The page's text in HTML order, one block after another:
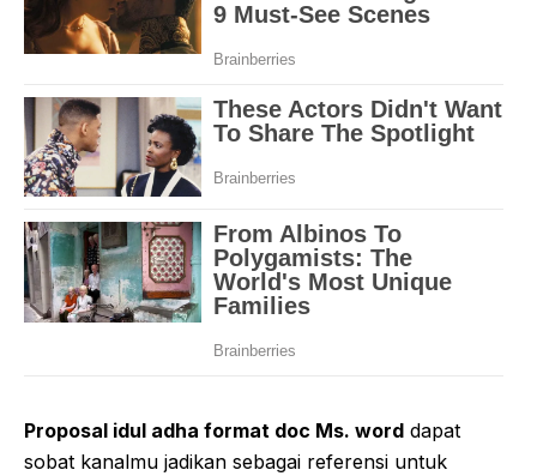
Proposal idul adha format doc Ms. word dapat
sobat kanalmu jadikan sebagai referensi untuk